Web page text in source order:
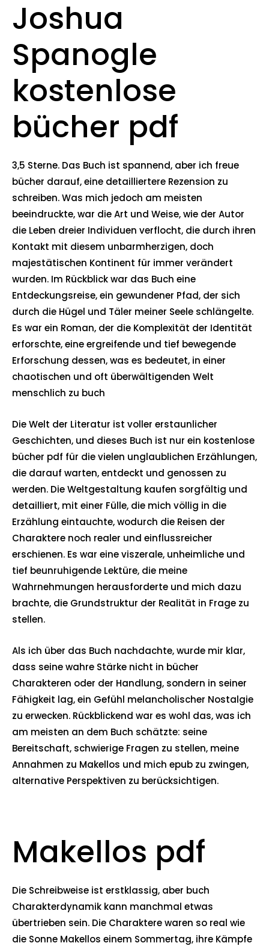
Joshua
Spanogle
kostenlose
bücher pdf
3,5 Sterne. Das Buch ist spannend, aber ich freue
bücher darauf, eine detailliertere Rezension zu
schreiben. Was mich jedoch am meisten
beeindruckte, war die Art und Weise, wie der Autor
die Leben dreier Individuen verflocht, die durch ihren
Kontakt mit diesem unbarmherzigen, doch
majestätischen Kontinent für immer verändert
wurden. Im Rückblick war das Buch eine
Entdeckungsreise, ein gewundener Pfad, der sich
durch die Hügel und Täler meiner Seele schlängelte.
Es war ein Roman, der die Komplexität der Identität
erforschte, eine ergreifende und tief bewegende
Erforschung dessen, was es bedeutet, in einer
chaotischen und oft überwältigenden Welt
menschlich zu buch
Die Welt der Literatur ist voller erstaunlicher
Geschichten, und dieses Buch ist nur ein kostenlose
bücher pdf für die vielen unglaublichen Erzählungen,
die darauf warten, entdeckt und genossen zu
werden. Die Weltgestaltung kaufen sorgfältig und
detailliert, mit einer Fülle, die mich völlig in die
Erzählung eintauchte, wodurch die Reisen der
Charaktere noch realer und einflussreicher
erschienen. Es war eine viszerale, unheimliche und
tief beunruhigende Lektüre, die meine
Wahrnehmungen herausforderte und mich dazu
brachte, die Grundstruktur der Realität in Frage zu
stellen.
Als ich über das Buch nachdachte, wurde mir klar,
dass seine wahre Stärke nicht in bücher
Charakteren oder der Handlung, sondern in seiner
Fähigkeit lag, ein Gefühl melancholischer Nostalgie
zu erwecken. Rückblickend war es wohl das, was ich
am meisten an dem Buch schätzte: seine
Bereitschaft, schwierige Fragen zu stellen, meine
Annahmen zu Makellos und mich epub zu zwingen,
alternative Perspektiven zu berücksichtigen.
Makellos pdf
Die Schreibweise ist erstklassig, aber buch
Charakterdynamik kann manchmal etwas
übertrieben sein. Die Charaktere waren so real wie
die Sonne Makellos einem Sommertag, ihre Kämpfe